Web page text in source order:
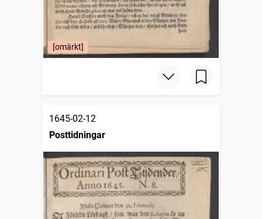
[omärkt]
1645-02-12
Posttidningar